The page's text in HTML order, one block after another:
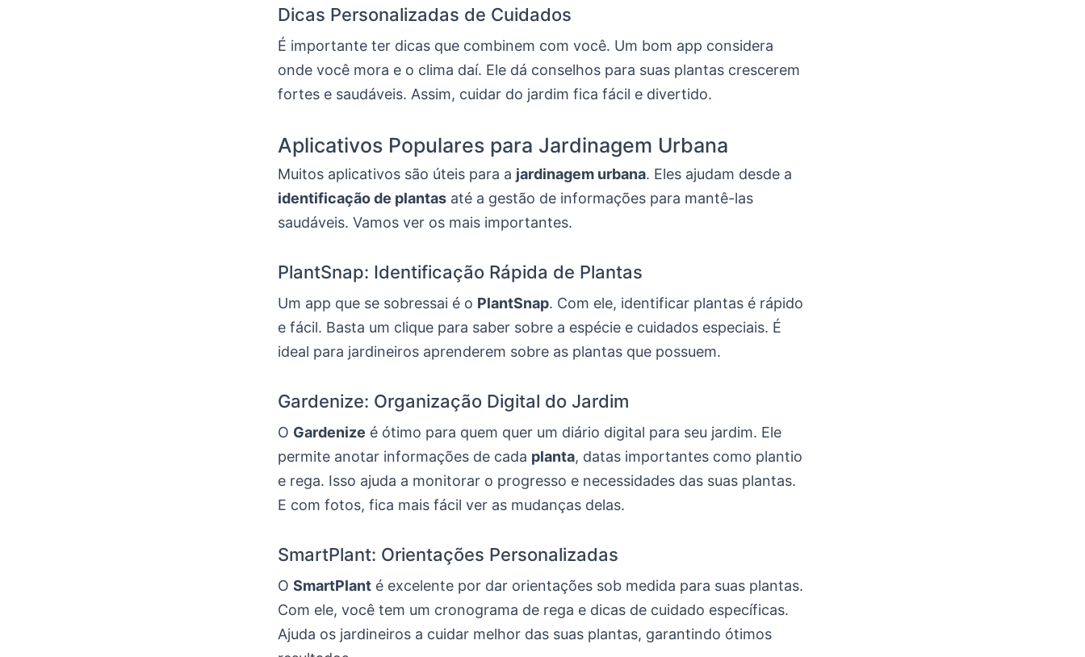
Dicas Personalizadas de Cuidados
É importante ter dicas que combinem com você. Um bom app considera
onde você mora e o clima daí. Ele dá conselhos para suas plantas crescerem
fortes e saudáveis. Assim, cuidar do jardim fica fácil e divertido.
Aplicativos Populares para Jardinagem Urbana
Muitos aplicativos são úteis para a jardinagem urbana. Eles ajudam desde a
identificação de plantas até a gestão de informações para mantê-las
saudáveis. Vamos ver os mais importantes.
PlantSnap: Identificação Rápida de Plantas
Um app que se sobressai é o PlantSnap. Com ele, identificar plantas é rápido
e fácil. Basta um clique para saber sobre a espécie e cuidados especiais. É
ideal para jardineiros aprenderem sobre as plantas que possuem.
Gardenize: Organização Digital do Jardim
O Gardenize é ótimo para quem quer um diário digital para seu jardim. Ele
permite anotar informações de cada planta, datas importantes como plantio
e rega. Isso ajuda a monitorar o progresso e necessidades das suas plantas.
E com fotos, fica mais fácil ver as mudanças delas.
SmartPlant: Orientações Personalizadas
O SmartPlant é excelente por dar orientações sob medida para suas plantas.
Com ele, você tem um cronograma de rega e dicas de cuidado específicas.
Ajuda os jardineiros a cuidar melhor das suas plantas, garantindo ótimos